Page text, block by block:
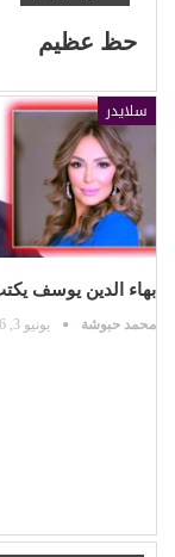
حظ عظيم
سلايدر
بهاء الدين يوسف
محمد حبوشة يونيو 3, 2026